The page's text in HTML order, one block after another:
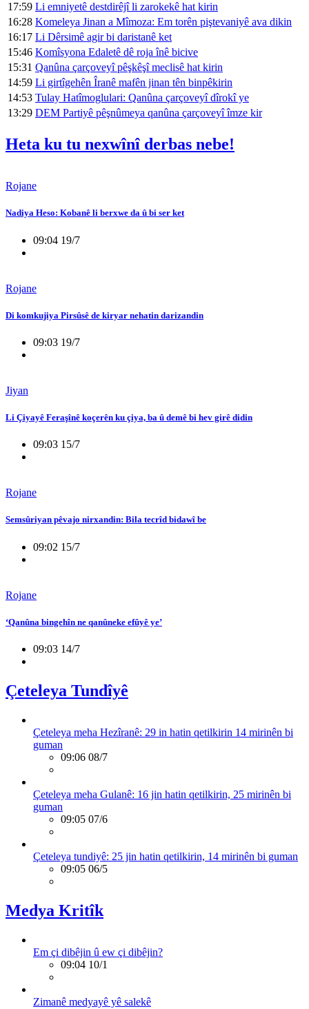
17:59 Li emniyetê destdirêjî li zarokekê hat kirin
16:28 Komeleya Jinan a Mîmoza: Em torên piştevaniyê ava dikin
16:17 Li Dêrsimê agir bi daristanê ket
15:46 Komîsyona Edaletê dê roja înê bicive
15:31 Qanûna çarçoveyî pêşkêşî meclisê hat kirin
14:59 Li girtîgehên Îranê mafên jinan tên binpêkirin
14:53 Tulay Hatîmoglulari: Qanûna çarçoveyî dîrokî ye
13:29 DEM Partiyê pêşnûmeya qanûna çarçoveyî îmze kir
Heta ku tu nexwînî derbas nebe!
Rojane
Nadiya Heso: Kobanê li berxwe da û bi ser ket
09:04 19/7
Rojane
Di komkujiya Pirsûsê de kiryar nehatin darizandin
09:03 19/7
Jiyan
Li Çiyayê Feraşînê koçerên ku çiya, ba û demê bi hev girê didin
09:03 15/7
Rojane
Semsûriyan pêvajo nirxandin: Bila tecrîd bidawî be
09:02 15/7
Rojane
‘Qanûna bingehîn ne qanûneke efûyê ye’
09:03 14/7
Çeteleya Tundîyê
Çeteleya meha Hezîranê: 29 in hatin qetilkirin 14 mirinên bi
guman
09:06 08/7
Çeteleya meha Gulanê: 16 jin hatin qetilkirin, 25 mirinên bi
guman
09:05 07/6
Çeteleya tundiyê: 25 jin hatin qetilkirin, 14 mirinên bi guman
09:05 06/5
Medya Kritîk
Em çi dibêjin û ew çi dibêjin?
09:04 10/1
Zimanê medyayê yê salekê